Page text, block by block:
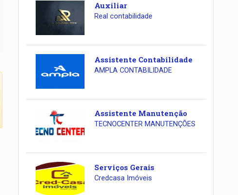
Auxiliar
Real contabilidade
Assistente Contabilidade
AMPLA CONTABILIDADE
Assistente Manutenção
TECNOCENTER MANUTENÇÕES
Serviços Gerais
Credcasa Imóveis